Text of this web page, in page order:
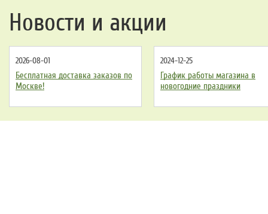
Новости и акции
2026-08-01
Бесплатная доставка заказов по
Москве!
2024-12-25
График работы магазина в
новогодние праздники